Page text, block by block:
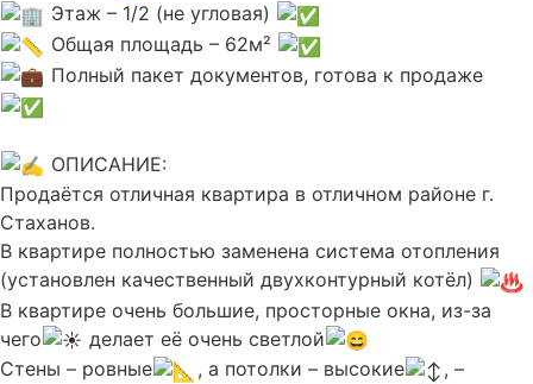
Этаж – 1/2 (не угловая)
Общая площадь – 62м²
Полный пакет документов, готова к продаже
ОПИСАНИЕ:
Продаётся отличная квартира в отличном районе г.
Стаханов.
В квартире полностью заменена система отопления
(установлен качественный двухконтурный котёл)
В квартире очень большие, просторные окна, из-за
чего
делает её очень светлой
Стены – ровные
, а потолки – высокие
, –